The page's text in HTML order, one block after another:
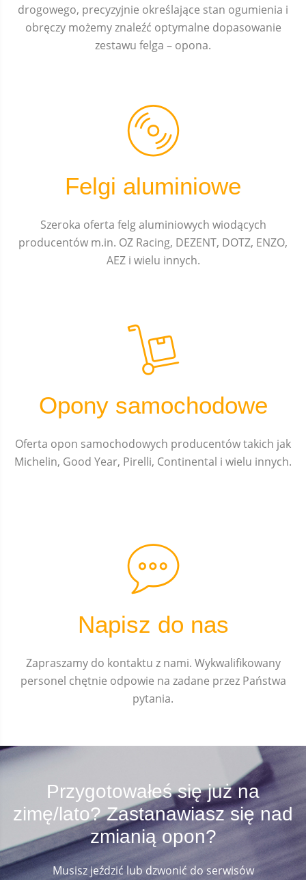
drogowego, precyzyjnie określające stan ogumienia i
obręczy możemy znaleźć optymalne dopasowanie
zestawu felga – opona.
Felgi aluminiowe
Szeroka oferta felg aluminiowych wiodących
producentów m.in. OZ Racing, DEZENT, DOTZ, ENZO,
AEZ i wielu innych.
Opony samochodowe
Oferta opon samochodowych producentów takich jak
Michelin, Good Year, Pirelli, Continental i wielu innych.
Napisz do nas
Zapraszamy do kontaktu z nami. Wykwalifikowany
personel chętnie odpowie na zadane przez Państwa
pytania.
Przygotowałeś się już na
zimę/lato? Zastanawiasz się nad
zmianią opon?
Musisz jeździć lub dzwonić do serwisów